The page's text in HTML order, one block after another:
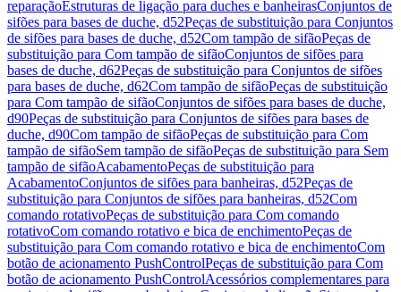
reparaçãoEstruturas de ligação para duches e banheirasConjuntos de
sifões para bases de duche, d52Peças de substituição para Conjuntos
de sifões para bases de duche, d52Com tampão de sifãoPeças de
substituição para Com tampão de sifãoConjuntos de sifões para
bases de duche, d62Peças de substituição para Conjuntos de sifões
para bases de duche, d62Com tampão de sifãoPeças de substituição
para Com tampão de sifãoConjuntos de sifões para bases de duche,
d90Peças de substituição para Conjuntos de sifões para bases de
duche, d90Com tampão de sifãoPeças de substituição para Com
tampão de sifãoSem tampão de sifãoPeças de substituição para Sem
tampão de sifãoAcabamentoPeças de substituição para
AcabamentoConjuntos de sifões para banheiras, d52Peças de
substituição para Conjuntos de sifões para banheiras, d52Com
comando rotativoPeças de substituição para Com comando
rotativoCom comando rotativo e bica de enchimentoPeças de
substituição para Com comando rotativo e bica de enchimentoCom
botão de acionamento PushControlPeças de substituição para Com
botão de acionamento PushControlAcessórios complementares para